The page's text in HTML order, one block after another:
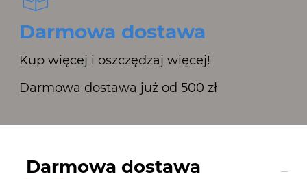
Darmowa dostawa
Kup więcej i oszczędzaj więcej!
Darmowa dostawa już od 500 zł
Darmowa dostawa